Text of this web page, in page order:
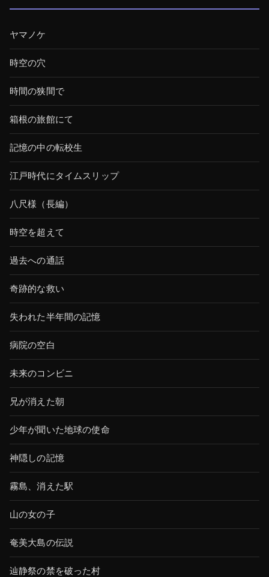
ヤマノケ
時空の穴
時間の狭間で
箱根の旅館にて
記憶の中の転校生
江戸時代にタイムスリップ
八尺様（長編）
時空を超えて
過去への通話
奇跡的な救い
失われた半年間の記憶
病院の空白
未来のコンビニ
兄が消えた朝
少年が聞いた地球の使命
神隠しの記憶
霧島、消えた駅
山の女の子
奄美大島の伝説
辿静祭の禁を破った村